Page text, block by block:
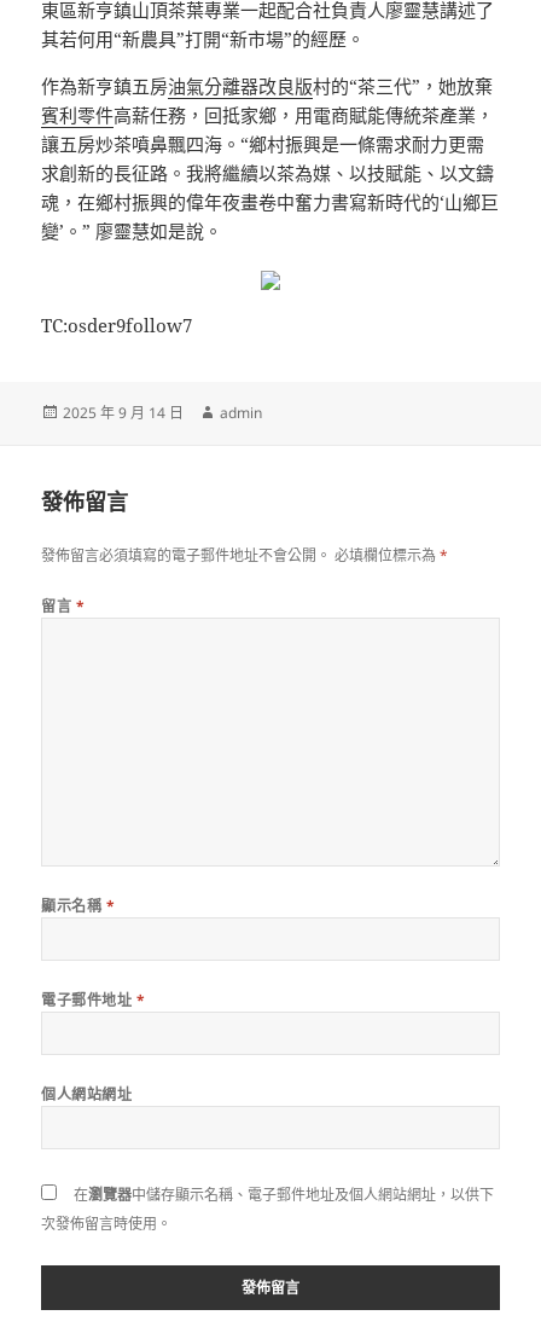
東區新亨鎮山頂茶葉專業一起配合社負責人廖靈慧講述了
其若何用“新農具”打開“新市場”的經歷。
作為新亨鎮五房油氣分離器改良版村的“茶三代”，她放棄
賓利零件高薪任務，回抵家鄉，用電商賦能傳統茶產業，
讓五房炒茶噴鼻飄四海。“鄉村振興是一條需求耐力更需
求創新的長征路。我將繼續以茶為媒、以技賦能、以文鑄
魂，在鄉村振興的偉年夜畫卷中奮力書寫新時代的‘山鄉巨
變’。” 廖靈慧如是說。
TC:osder9follow7
發
2025 年 9 月 14 日
作
admin
發佈留言
發佈留言必須填寫的電子郵件地址不會公開。 必填欄位標示為*
留言 *
顯示名稱 *
電子郵件地址 *
個人網站網址
在瀏覽器中儲存顯示名稱、電子郵件地址及個人網站網址，以供下
次發佈留言時使用。